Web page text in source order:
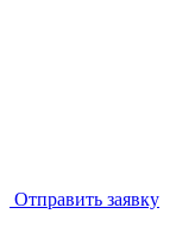
Отправить заявку